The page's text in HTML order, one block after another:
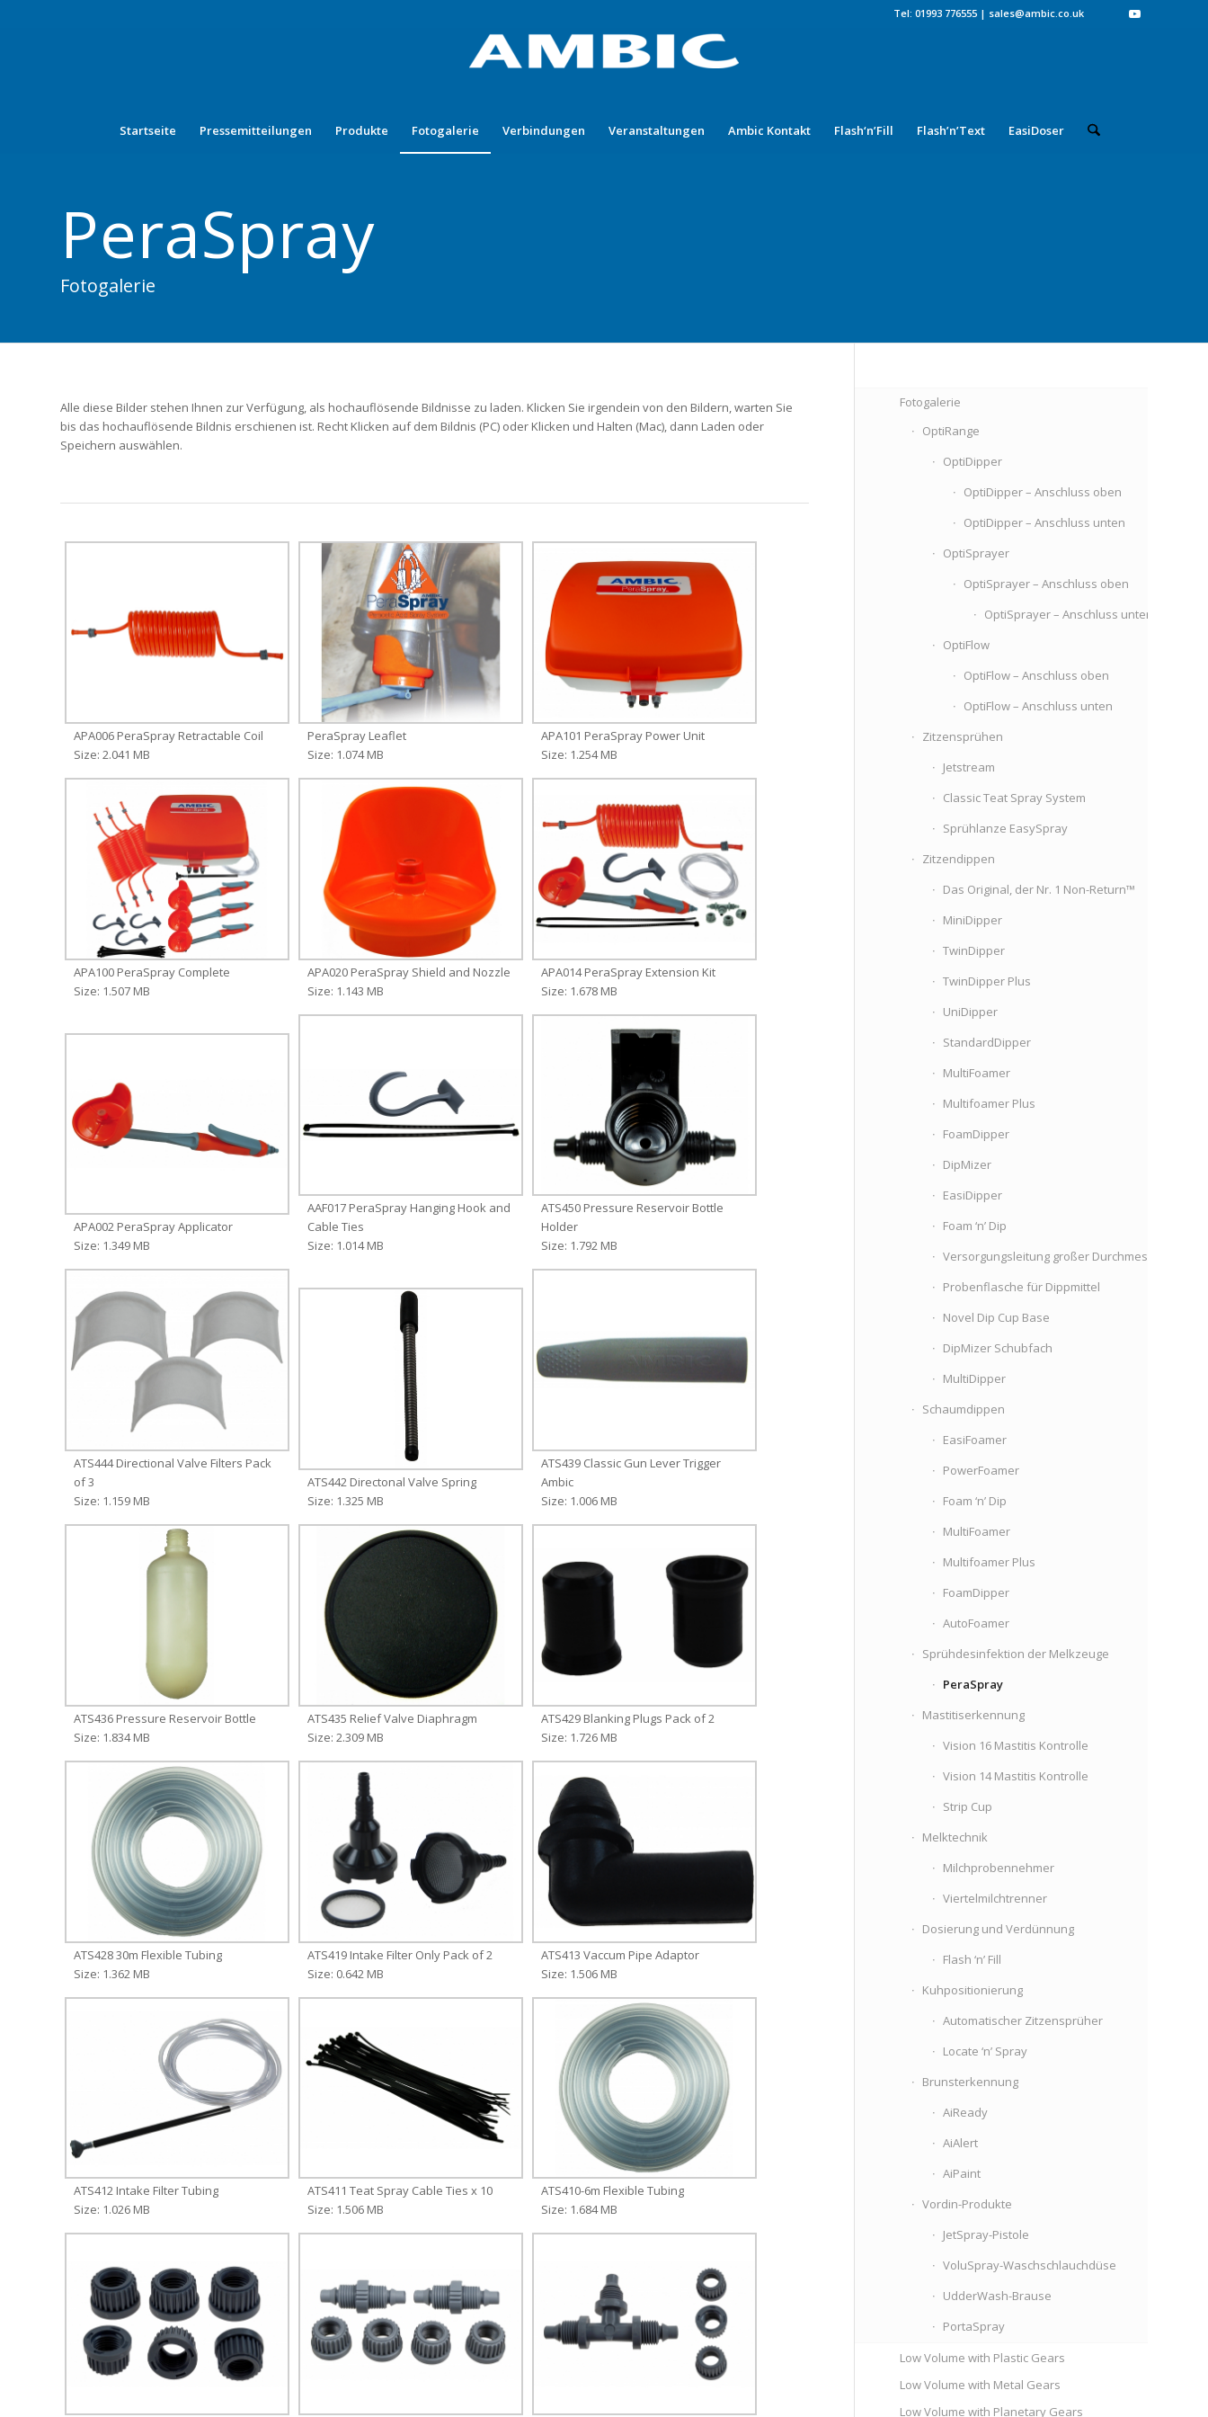
Tel: 01993 776555 | sales@ambic.co.uk
Startseite Pressemitteilungen Produkte Fotogalerie Verbindungen Veranstaltungen Ambic Kontakt Flash‘n’Fill Flash’n’Text EasiDoser
PeraSpray
Fotogalerie
Alle diese Bilder stehen Ihnen zur Verfügung, als hochauflösende Bildnisse zu laden. Klicken Sie irgendein von den Bildern, warten Sie
bis das hochauflösende Bildnis erschienen ist. Recht Klicken auf dem Bildnis (PC) oder Klicken und Halten (Mac), dann Laden oder
Speichern auswählen.
APA006 PeraSpray Retractable Coil
Size: 2.041 MB
PeraSpray Leaflet
Size: 1.074 MB
APA101 PeraSpray Power Unit
Size: 1.254 MB
APA100 PeraSpray Complete
Size: 1.507 MB
APA020 PeraSpray Shield and Nozzle
Size: 1.143 MB
APA014 PeraSpray Extension Kit
Size: 1.678 MB
APA002 PeraSpray Applicator
Size: 1.349 MB
AAF017 PeraSpray Hanging Hook and
Cable Ties
Size: 1.014 MB
ATS450 Pressure Reservoir Bottle
Holder
Size: 1.792 MB
ATS444 Directional Valve Filters Pack
of 3
Size: 1.159 MB
ATS442 Directonal Valve Spring
Size: 1.325 MB
ATS439 Classic Gun Lever Trigger
Ambic
Size: 1.006 MB
ATS436 Pressure Reservoir Bottle
Size: 1.834 MB
ATS435 Relief Valve Diaphragm
Size: 2.309 MB
ATS429 Blanking Plugs Pack of 2
Size: 1.726 MB
ATS428 30m Flexible Tubing
Size: 1.362 MB
ATS419 Intake Filter Only Pack of 2
Size: 0.642 MB
ATS413 Vaccum Pipe Adaptor
Size: 1.506 MB
ATS412 Intake Filter Tubing
Size: 1.026 MB
ATS411 Teat Spray Cable Ties x 10
Size: 1.506 MB
ATS410-6m Flexible Tubing
Size: 1.684 MB
Fotogalerie
OptiRange
OptiDipper
OptiDipper – Anschluss oben
OptiDipper – Anschluss unten
OptiSprayer
OptiSprayer – Anschluss oben
OptiSprayer – Anschluss unten
OptiFlow
OptiFlow – Anschluss oben
OptiFlow – Anschluss unten
Zitzensprühen
Jetstream
Classic Teat Spray System
Sprühlanze EasySpray
Zitzendippen
Das Original, der Nr. 1 Non-Return™
MiniDipper
TwinDipper
TwinDipper Plus
UniDipper
StandardDipper
MultiFoamer
Multifoamer Plus
FoamDipper
DipMizer
EasiDipper
Foam ‘n’ Dip
Versorgungsleitung großer Durchmesser
Probenflasche für Dippmittel
Novel Dip Cup Base
DipMizer Schubfach
MultiDipper
Schaumdippen
EasiFoamer
PowerFoamer
Foam ‘n’ Dip
MultiFoamer
Multifoamer Plus
FoamDipper
AutoFoamer
Sprühdesinfektion der Melkzeuge
PeraSpray
Mastitiserkennung
Vision 16 Mastitis Kontrolle
Vision 14 Mastitis Kontrolle
Strip Cup
Melktechnik
Milchprobennehmer
Viertelmilchtrenner
Dosierung und Verdünnung
Flash ‘n’ Fill
Kuhpositionierung
Automatischer Zitzensprüher
Locate ‘n’ Spray
Brunsterkennung
AiReady
AiAlert
AiPaint
Vordin-Produkte
JetSpray-Pistole
VoluSpray-Waschschlauchdüse
UdderWash-Brause
PortaSpray
Low Volume with Plastic Gears
Low Volume with Metal Gears
Low Volume with Planetary Gears